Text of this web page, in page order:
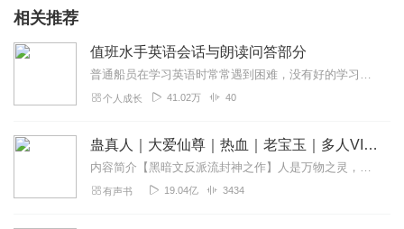
相关推荐
值班水手英语会话与朗读问答部分
普通船员在学习英语时常常遇到困难，没有好的学习工具用来学习水手英语听力与会话，而英语对他们来说，也是最大的难题，好多人在英语面前不知所措，而喜马拉雅这个平台恰好...
个人成长 41.02万 40
蛊真人｜大爱仙尊｜热血｜老宝玉｜多人VIP免费有声剧
内容简介【黑暗文反派流封神之作】人是万物之灵，蛊是天地真精。一个穿越者不断重生的故事。一个养蛊、炼蛊、用蛊的奇特世界。配音组（男角色）老宝玉旁白...
有声书 19.04亿 3434